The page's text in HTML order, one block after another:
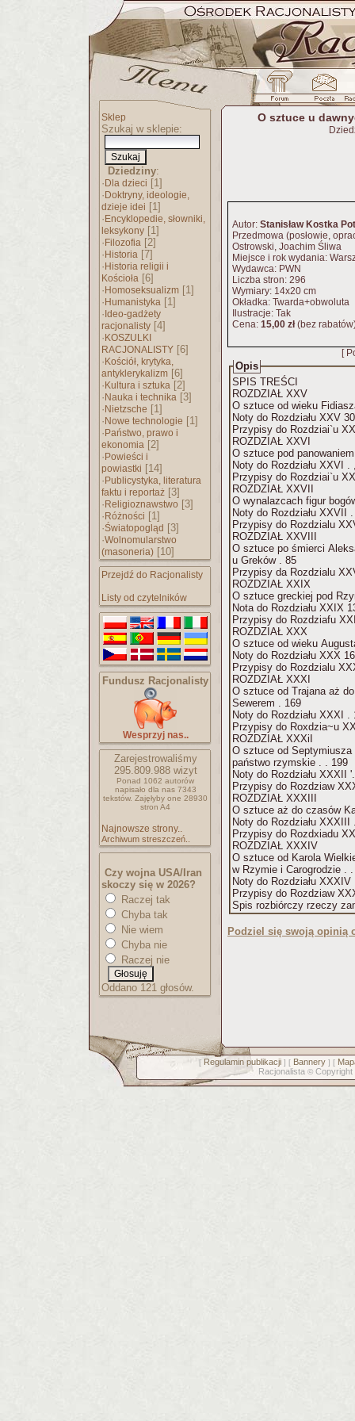
Sklep
Szukaj w sklepie:
Dziedziny:
· Dla dzieci [1]
· Doktryny, ideologie,
dzieje idei [1]
· Encyklopedie, słowniki,
leksykony [1]
· Filozofia [2]
· Historia [7]
· Historia religii i
Kościoła [6]
· Homoseksualizm [1]
· Humanistyka [1]
· Ideo-gadżety
racjonalisty [4]
· KOSZULKI
RACJONALISTY [6]
· Kościół, krytyka,
antyklerykalizm [6]
· Kultura i sztuka [2]
· Nauka i technika [3]
· Nietzsche [1]
· Nowe technologie [1]
· Państwo, prawo i
ekonomia [2]
· Powieści i
powiastki [14]
· Publicystyka, literatura
faktu i reportaż [3]
· Religioznawstwo [3]
· Różności [1]
·Światopogląd [3]
·Wolnomularstwo
(masoneria) [10]
Przejdź do Racjonalisty
Listy od czytelników
Fundusz Racjonalisty
Wesprzyj nas..
Zarejestrowaliśmy
295.809.988wizyt
Ponad 1062 autorów
napisało dla nas 7343
tekstów. Zajęłyby one 28930
stron A4
Najnowsze strony..
Archiwum streszczeń..
Czy wojna USA/Iran
skoczy się w 2026?
Raczej tak
Chyba tak
Nie wiem
Chyba nie
Raczej nie
Oddano 121 głosów.
O sztuce u
Autor: Stanisław Kostka
Przedmowa (posłowie,
Ostrowski, Joachim Śliwa
Miejsce i rok wydania:
Wydawca: PWN
Liczba stron: 296
Wymiary: 14x20 cm
Okładka: Twarda+obwoluta
Ilustracje: Tak
Cena: 15,00 zł(bez
[
Opis
SPIS TREŚCI
ROZDZIAŁ XXV
Noty do Rozdziału XXV 30
ROZDZIAŁ XXVI
Noty
ROZDZIAŁ XXVII
ROZDZIAŁ XXVIII
O sztuce po śmierci
u Greków . 85
ROZDZIAŁ XXIX
Nota do
ROZDZIAŁ XXX
Noty do
ROZDZIAŁ XXXI
O sztuce od Trajana aż
Sewerem . 169
Noty
ROZDZIAŁ XXXiI
O sztuce od Septymiusza
państwo rzymskie . . 199
ROZDZIAŁ XXXIII
ROZDZIAŁ XXXIV
O sztuce od Karola
w
Podziel się swoją opinią
[ Regulamin publikacji] [ Bannery] [
Racjonalista © Copyright